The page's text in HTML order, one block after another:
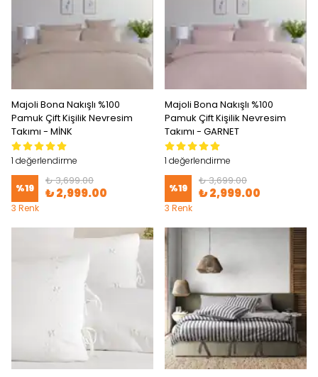
Majoli Bona Nakışlı %100
Pamuk Çift Kişilik Nevresim
Takımı - MİNK
1 değerlendirme
%19
₺ 3,699.00
₺ 2,999.00
3 Renk
Majoli Bona Nakışlı %100
Pamuk Çift Kişilik Nevresim
Takımı - GARNET
1 değerlendirme
%19
₺ 3,699.00
₺ 2,999.00
3 Renk